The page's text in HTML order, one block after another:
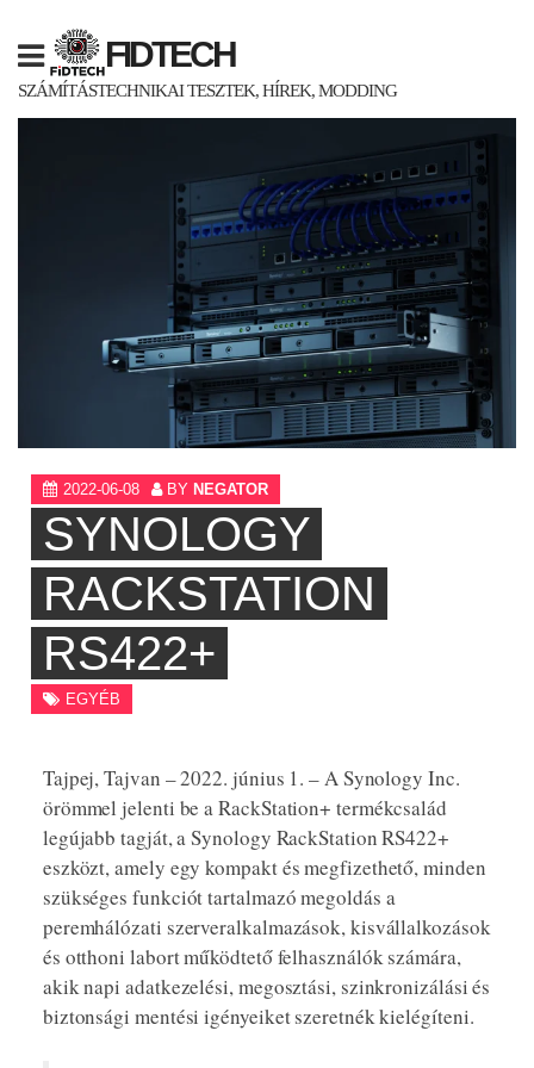
content
FIDTECH
SZÁMÍTÁSTECHNIKAI TESZTEK, HÍREK, MODDING
2022-06-08 BY NEGATOR
SYNOLOGY
RACKSTATION
RS422+
EGYÉB
Tajpej, Tajvan – 2022. június 1. – A Synology Inc.
örömmel jelenti be a RackStation+ termékcsalád
legújabb tagját, a Synology RackStation RS422+
eszközt, amely egy kompakt és megfizethető, minden
szükséges funkciót tartalmazó megoldás a
peremhálózati szerveralkalmazások, kisvállalkozások
és otthoni labort működtető felhasználók számára,
akik napi adatkezelési, megosztási, szinkronizálási és
biztonsági mentési igényeiket szeretnék kielégíteni.